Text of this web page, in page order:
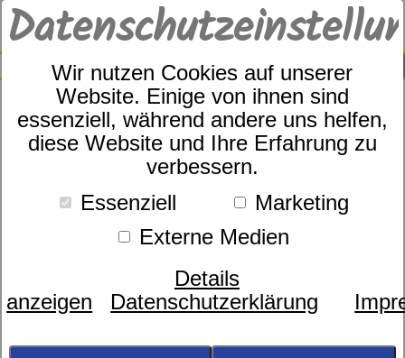
Wir nutzen Cookies auf unserer
Website. Einige von ihnen sind
essenziell, während andere uns helfen,
diese Website und Ihre Erfahrung zu
verbessern.
Essenziell
Marketing
Externe Medien
Details
anzeigen
Datenschutzerklärung
SUCHE
0
Nackenstützkissen
dormabell Cervical NB 3